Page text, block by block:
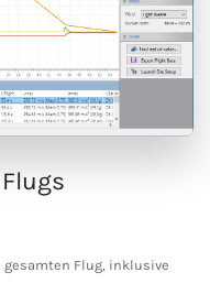
Flug, inklusive